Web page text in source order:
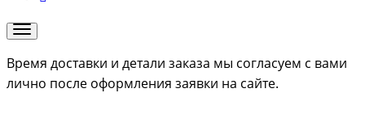
Время доставки и детали заказа мы согласуем с вами
лично после оформления заявки на сайте.